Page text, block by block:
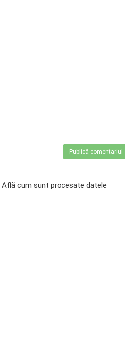
Află cum sunt procesate datele